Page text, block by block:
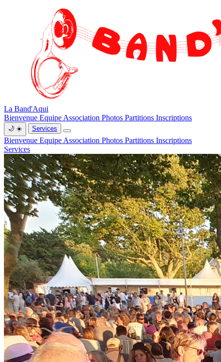
La Band'Aqui
Bienvenue Equipe Association Photos Partitions Inscriptions
🌙 ☀️ Services
Bienvenue Equipe Association Photos Partitions Inscriptions
Services